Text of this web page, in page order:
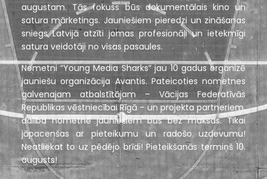
augustam. Tās fokuss būs dokumentālais kino un
satura mārketings. Jauniešiem pieredzi un zināšanas
sniegs Latvijā atzīti jomas profesionāļi un ietekmīgi
satura veidotāji no visas pasaules.
Nometni “Young Media Sharks” jau 10 gadus organizē
jauniešu organizācija Avantis. Pateicoties nometnes
galvenajam atbalstītājam – Vācijas Federatīvās
Republikas vēstniecībai Rīgā – un projekta partneriem,
dalība nometnē jauniešiem būs bez maksas. Tikai
jāpacenšas ar pieteikumu un radošo uzdevumu!
Neatliekat to uz pēdējo brīdi! Pieteikšanās termiņš 10.
augusts!